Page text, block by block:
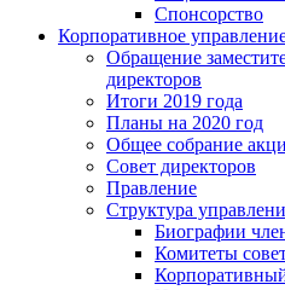
Спонсорство
Корпоративное
Обращение
директоров
Итоги 2019 года
Планы на 2020 год
Общее собрание
Совет директоров
Правление
Структура
Биографии
Комитеты